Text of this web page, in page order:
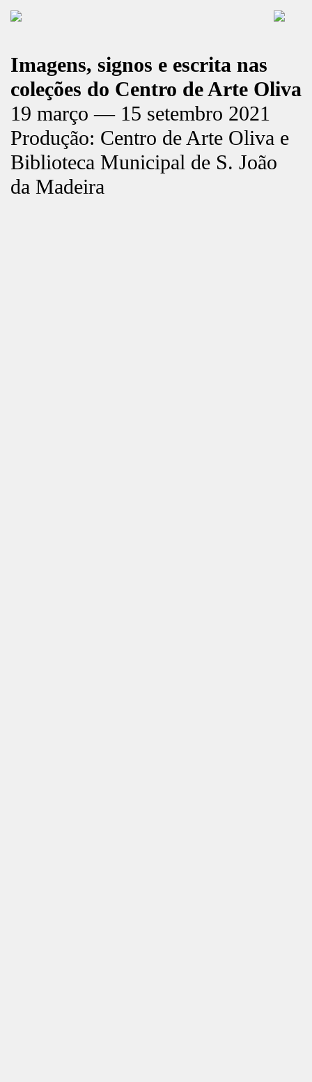
Imagens, signos e escrita nas
coleções do Centro de Arte Oliva
19 março — 15 setembro 2021
Produção: Centro de Arte Oliva e
Biblioteca Municipal de S. João
da Madeira